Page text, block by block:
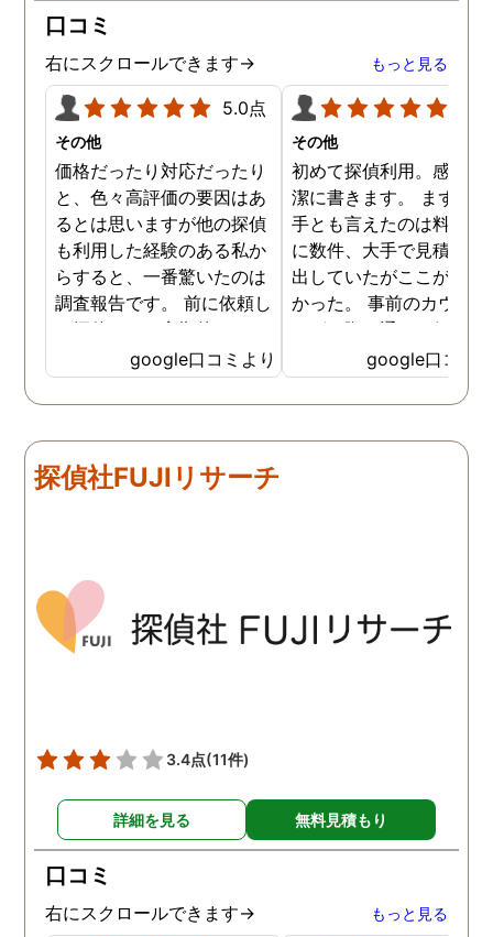
口コミ
右にスクロールできます→ もっと見る
5.0点
その他
価格だったり対応だったり
と、色々高評価の要因はあ
るとは思いますが他の探偵
も利用した経験のある私か
らすると、一番驚いたのは
調査報告です。 前に依頼し
た探偵では、定期的にまと
めて報告がくる為なかなか
実際の現状を把握するのが
難しかったですが、ここは
来ていました。 担当の人も
丁寧で報告内容もわかりや
google口コミより
その他
初めて探偵利用。感想を
潔に書きます。 まず、
手とも言えたのは料金。
に数件、大手で見積もり
出していたがここが一番
かった。 事前のカウン
ングの際の通りの価格で
途中での追加料金なども
く安心してお任せできた
由のひとつ。 かと言っ
く、むしろ期待以上に細
google口コミ
探偵社FUJIリサーチ
3.4点(11件)
詳細を見る 無料見積もり
口コミ
右にスクロールできます→ もっと見る